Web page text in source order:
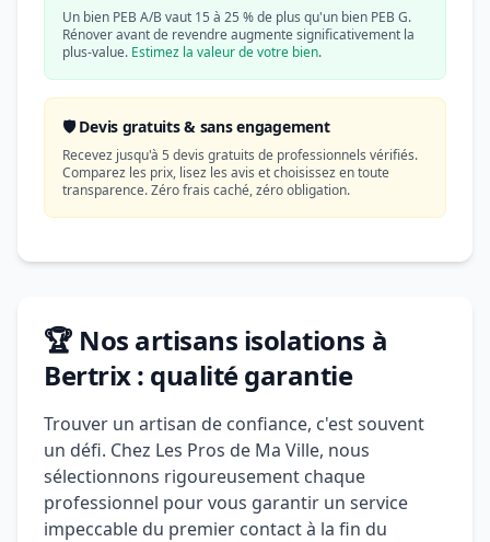
Un bien PEB A/B vaut 15 à 25 % de plus qu'un bien PEB G.
Rénover avant de revendre augmente significativement la
plus-value. Estimez la valeur de votre bien.
🛡️ Devis gratuits & sans engagement
Recevez jusqu'à 5 devis gratuits de professionnels vérifiés.
Comparez les prix, lisez les avis et choisissez en toute
transparence. Zéro frais caché, zéro obligation.
🏆 Nos artisans isolations à
Bertrix : qualité garantie
Trouver un artisan de confiance, c'est souvent
un défi. Chez Les Pros de Ma Ville, nous
sélectionnons rigoureusement chaque
professionnel pour vous garantir un service
impeccable du premier contact à la fin du